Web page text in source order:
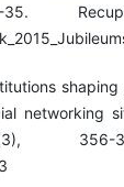
shaping
networking
356-